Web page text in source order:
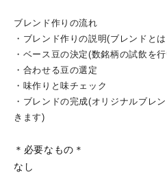
ブレンド作りの流れ
・ブレンド作りの説明(ブレンドと
・ベース豆の決定(数銘柄の試飲を
・合わせる豆の選定
・味作りと味チェック
・ブレンドの完成(オリジナルブレ
きます)
＊必要なもの＊
なし